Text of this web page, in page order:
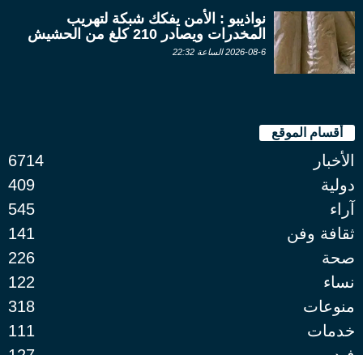
نواذيبو : الأمن يفكك شبكة لتهريب
المخدرات ويصادر 210 كلغ من الحشيش
2026-08-6 الساعة 22:32
أقسام الموقع
الأخبار
6714
دولية
409
آراء
545
ثقافة وفن
141
صحة
226
نساء
122
منوعات
318
خدمات
111